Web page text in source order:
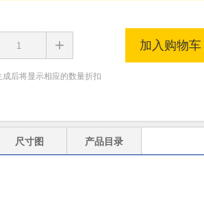
+
成后将显示相应的数量折扣
加入购物车
尺寸图 产品目录